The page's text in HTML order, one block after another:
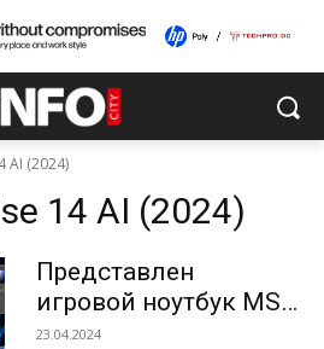
AI (2024)
14 AI (2024)
Представлен
игровой ноутбук MSI
Pulse 14 AI (2024) c
23.04.2024